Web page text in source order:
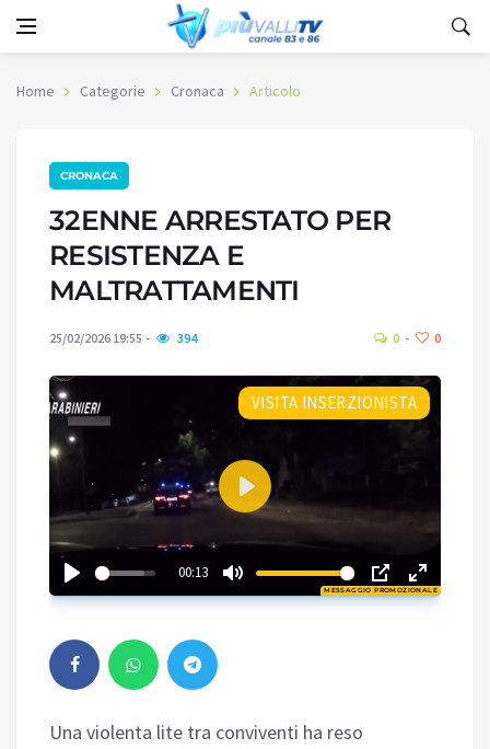
Home Categorie Cronaca Articolo
CRONACA
32ENNE ARRESTATO PER
RESISTENZA E
MALTRATTAMENTI
25/02/2026 19:55 394 0 0
MESSAGGIO PROMOZIONALE
VISITA INSERZIONISTA
00:13
Play
01:35
Una violenta lite tra conviventi ha reso